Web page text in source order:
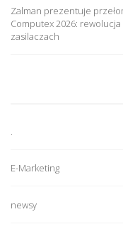
Zalman prezentuje
Computex 2026:
zasilaczach
.
E-Marketing
newsy